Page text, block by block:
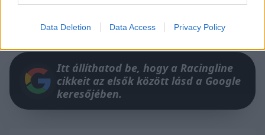
Data Deletion Data Access Privacy Policy
Itt állíthatod be, hogy a Racingline
cikkeit az elsők között lásd a Google
keresőjében.